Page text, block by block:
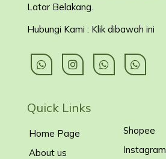
Latar Belakang
Hubungi Kami : Klik dibawah ini
Quick Links
Home Page
About us
Shopee
Instagram